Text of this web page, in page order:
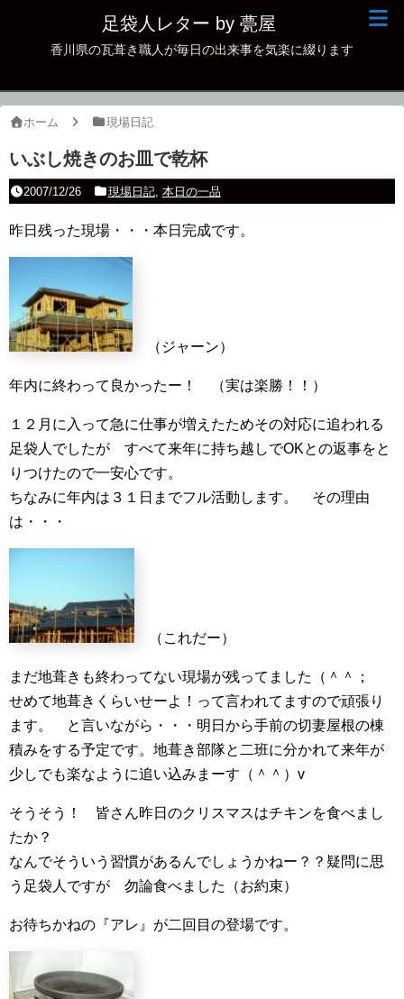
足袋人レター by 甍屋
香川県の瓦葺き職人が毎日の出来事を気楽に綴ります
ホーム 現場日記
いぶし焼きのお皿で乾杯
2007/12/26 現場日記, 本日の一品
昨日残った現場・・・本日完成です。
（ジャーン）
年内に終わって良かったー！ （実は楽勝！！）
１２月に入って急に仕事が増えたためその対応に追われる
足袋人でしたが すべて来年に持ち越しでOKとの返事をと
りつけたので一安心です。
ちなみに年内は３１日までフル活動します。 その理由
は・・・
（これだー）
まだ地葺きも終わってない現場が残ってました（＾＾；
せめて地葺きくらいせーよ！って言われてますので頑張り
ます。 と言いながら・・・明日から手前の切妻屋根の棟
積みをする予定です。地葺き部隊と二班に分かれて来年が
少しでも楽なように追い込みまーす（＾＾）v
そうそう！ 皆さん昨日のクリスマスはチキンを食べまし
たか？
なんでそういう習慣があるんでしょうかねー？？疑問に思
う足袋人ですが 勿論食べました（お約束）
お待ちかねの『アレ』が二回目の登場です。
現場日記
古瓦
本日の一品
その他